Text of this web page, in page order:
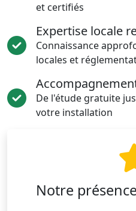
et certifiés
Expertise locale
Connaissance
locales et
De l'étude gratuite
votre installation
Notre